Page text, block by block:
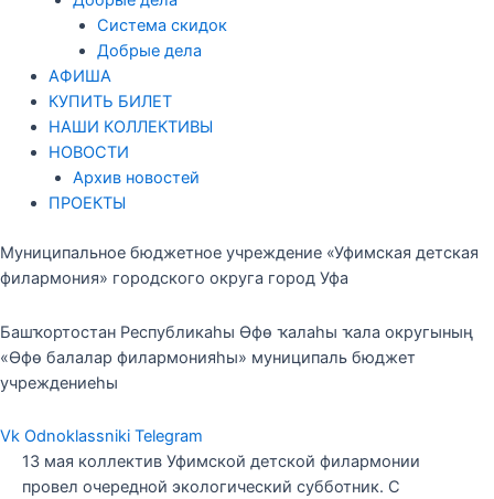
Система скидок
Добрые дела
АФИША
КУПИТЬ БИЛЕТ
НАШИ КОЛЛЕКТИВЫ
НОВОСТИ
Архив новостей
ПРОЕКТЫ
Муниципальное бюджетное учреждение «Уфимская детская
филармония» городского округа город Уфа
Башҡортостан Республикаһы Өфө ҡалаһы ҡала округының
«Өфө балалар филармонияһы» муниципаль бюджет
учреждениеһы
Vk Odnoklassniki Telegram
13 мая коллектив Уфимской детской филармонии
провел очередной экологический субботник. С